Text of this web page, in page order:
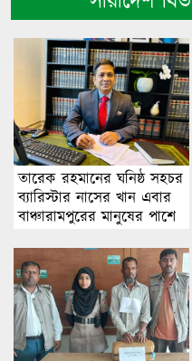
তারেক রহমানের ঘনিষ্ঠ সহচর
ব্যারিস্টার নাসের খান এবার
বাঞ্চারামপুরের মানুষের পাশে